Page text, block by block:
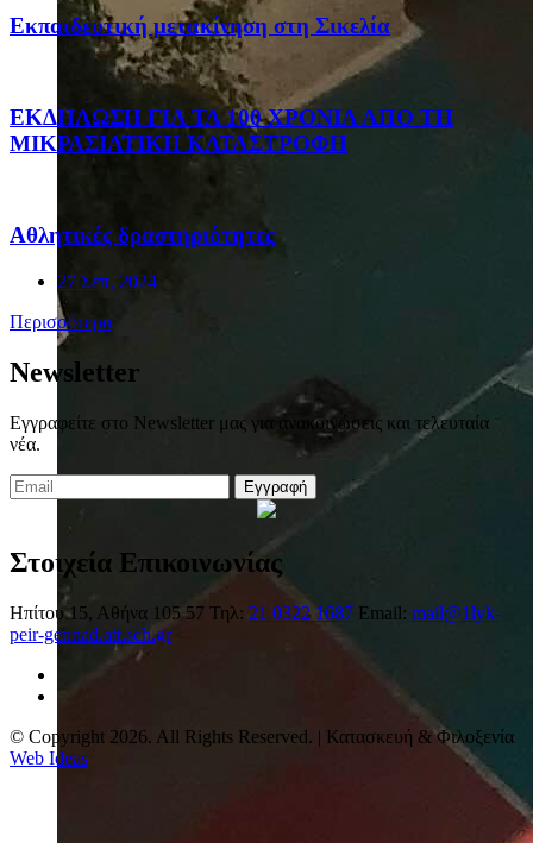
Eκπαιδευτική μετακίνηση στη Σικελία
ΕΚΔΗΛΩΣΗ ΓΙΑ ΤΑ 100 ΧΡΟΝΙΑ ΑΠΟ ΤΗ
ΜΙΚΡΑΣΙΑΤΙΚΗ ΚΑΤΑΣΤΡΟΦΗ
Αθλητικές δραστηριότητες
27 Σεπ, 2024
Περισσότερα
Newsletter
Εγγραφείτε στο Newsletter μας για ανακοινώσεις και τελευταία
νέα.
Εγγραφή
Στοιχεία Επικοινωνίας
Ηπίτου 15, Αθήνα 105 57 Τηλ: 21 0322 1687 Email: mail@1lyk-
peir-gennad.att.sch.gr
© Copyright 2026. All Rights Reserved. | Κατασκευή & Φιλοξενία
Web Ideas